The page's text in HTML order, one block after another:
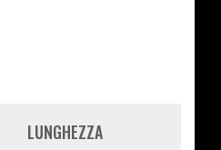
LUNGHEZZA